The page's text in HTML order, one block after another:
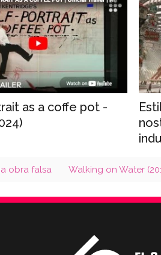
as a coffe pot -
obra falsa Walking on Water